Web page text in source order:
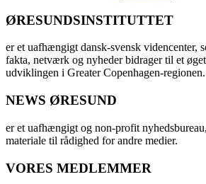
ØRESUNDSINSTITUTTET
er et uafhængigt dansk-svensk videncenter,
fakta, netværk og nyheder bidrager til et
udviklingen i Greater Copenhagen-regionen.
NEWS ØRESUND
er et uafhængigt og non-profit
materiale til rådighed for andre medier.
VORES MEDLEMMER